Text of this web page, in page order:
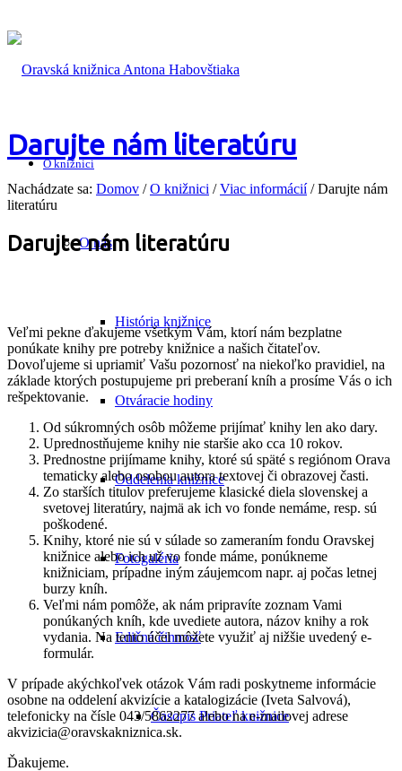
O knižnici
O nás
História knižnice
Otváracie hodiny
Oddelenia knižnice
Fotogaléria
Edičná činnosť
Časopis Priateľ knižnice
Darujte nám literatúru
Nachádzate sa: Domov / O knižnici / Viac informácií / Darujte nám
literatúru
Darujte nám literatúru
Veľmi pekne ďakujeme všetkým Vám, ktorí nám bezplatne
ponúkate knihy pre potreby knižnice a našich čitateľov.
Dovoľujeme si upriamiť Vašu pozornosť na niekoľko pravidiel, na
základe ktorých postupujeme pri preberaní kníh a prosíme Vás o ich
rešpektovanie.
Od súkromných osôb môžeme prijímať knihy len ako dary.
Uprednostňujeme knihy nie staršie ako cca 10 rokov.
Prednostne prijímame knihy, ktoré sú späté s regiónom Orava
tematicky alebo osobou autora textovej či obrazovej časti.
Zo starších titulov preferujeme klasické diela slovenskej a
svetovej literatúry, najmä ak ich vo fonde nemáme, resp. sú
poškodené.
Knihy, ktoré nie sú v súlade so zameraním fondu Oravskej
knižnice alebo ich už vo fonde máme, ponúkneme
knižniciam, prípadne iným záujemcom napr. aj počas letnej
burzy kníh.
Veľmi nám pomôže, ak nám pripravíte zoznam Vami
ponúkaných kníh, kde uvediete autora, názov knihy a rok
vydania. Na tento účel môžete využiť aj nižšie uvedený e-
formulár.
V prípade akýchkoľvek otázok Vám radi poskytneme informácie
osobne na oddelení akvizície a katalogizácie (Iveta Salvová),
telefonicky na čísle 043/5862277 alebo na e-mailovej adrese
akvizicia@oravskakniznica.sk.
Ďakujeme.